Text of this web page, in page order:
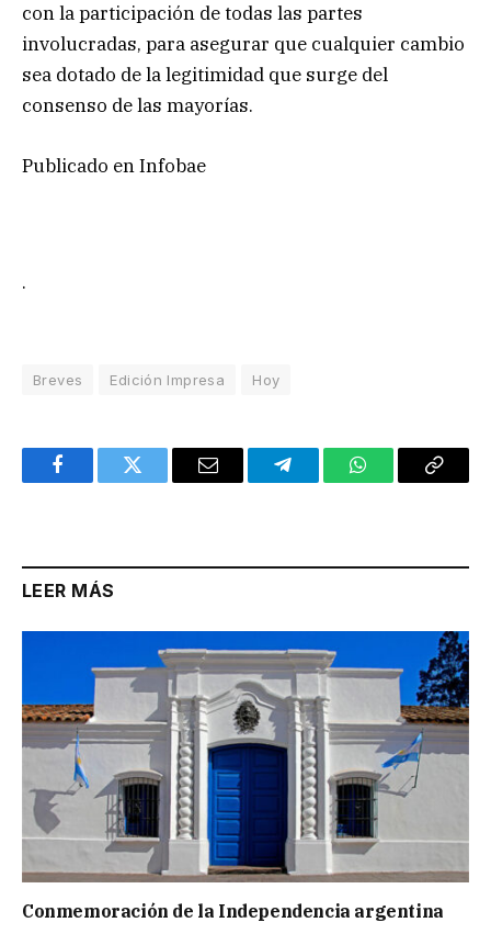
con la participación de todas las partes
involucradas, para asegurar que cualquier cambio
sea dotado de la legitimidad que surge del
consenso de las mayorías.
Publicado en Infobae
.
Breves Edición Impresa Hoy
FacebookTwitter Email TelegramWhatsAppCopy
LEER MÁS
Conmemoración de la Independencia argentina